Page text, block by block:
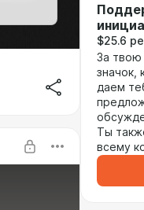
$25.6
За
значок,
даем
Ты
всему